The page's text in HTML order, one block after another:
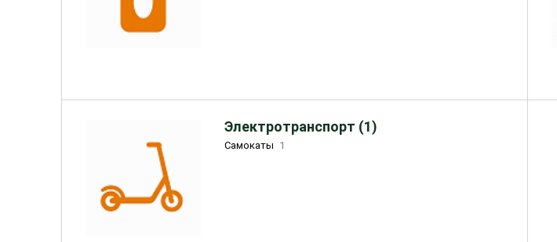
Электротранспорт (1)
Самокаты 1